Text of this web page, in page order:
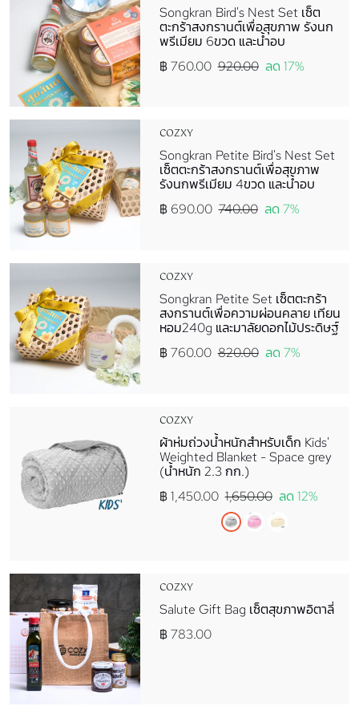
Songkran Bird's Nest Set เซ็ต
ตะกร้าสงกรานต์เพื่อสุขภาพ รังนก
พรีเมียม 6ขวด และน้ำอบ
฿ 760.00 920.00 ลด 17%
COZXY
Songkran Petite Bird's Nest Set
เซ็ตตะกร้าสงกรานต์เพื่อสุขภาพ
รังนกพรีเมียม 4ขวด และน้ำอบ
฿ 690.00 740.00 ลด 7%
COZXY
Songkran Petite Set เซ็ตตะกร้า
สงกรานต์เพื่อความผ่อนคลาย เทียน
หอม240g และมาลัยดอกไม้ประดิษฐ์
฿ 760.00 820.00 ลด 7%
COZXY
ผ้าห่มถ่วงน้ำหนักสำหรับเด็ก Kids'
Weighted Blanket - Space grey
(น้ำหนัก 2.3 กก.)
฿ 1,450.00 1,650.00 ลด 12%
COZXY
Salute Gift Bag เซ็ตสุขภาพอิตาลี่
฿ 783.00